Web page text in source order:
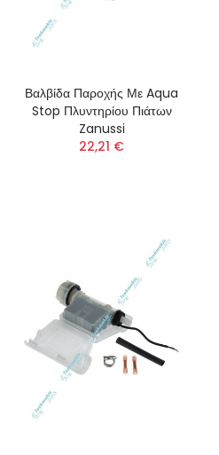
Βαλβίδα Παροχής Με Aqua
Stop Πλυντηρίου Πιάτων
Zanussi
22,21 €